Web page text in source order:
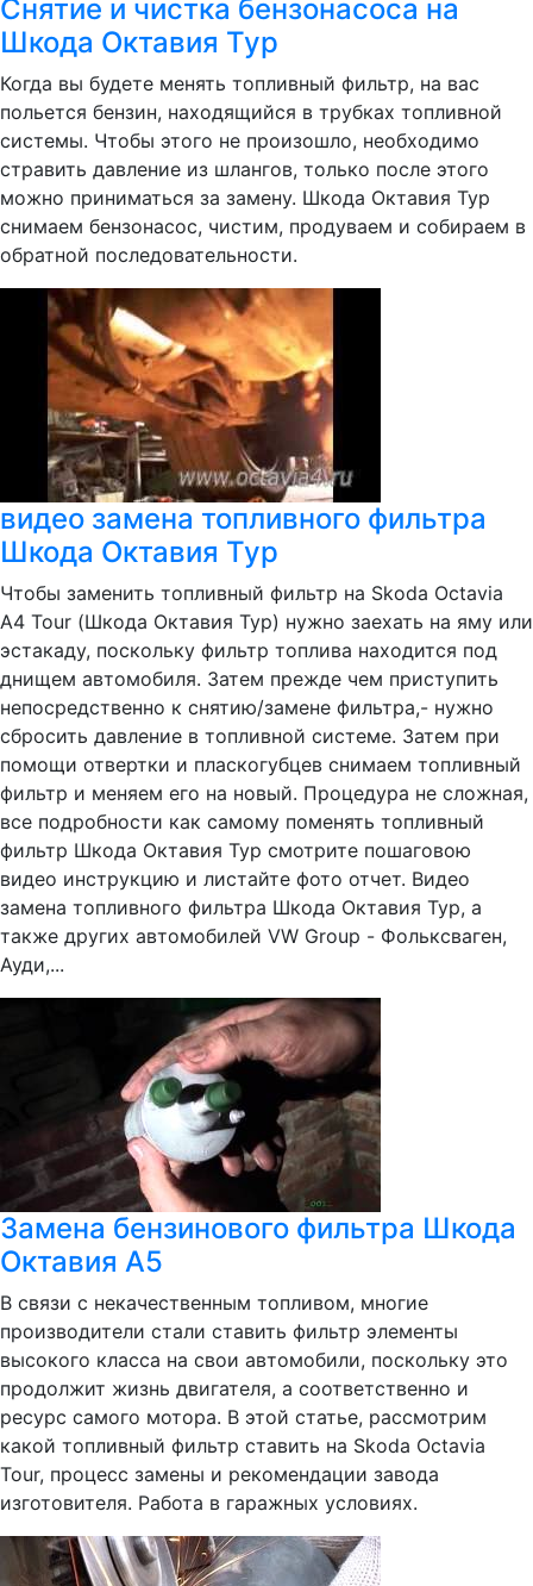
Снятие и чистка бензонасоса на
Шкода Октавия Тур
Когда вы будете менять топливный фильтр, на вас
польется бензин, находящийся в трубках топливной
системы. Чтобы этого не произошло, необходимо
стравить давление из шлангов, только после этого
можно приниматься за замену. Шкода Октавия Тур
снимаем бензонасос, чистим, продуваем и собираем в
обратной последовательности.
видео замена топливного фильтра
Шкода Октавия Тур
Чтобы заменить топливный фильтр на Skoda Octavia
A4 Tour (Шкода Октавия Тур) нужно заехать на яму или
эстакаду, поскольку фильтр топлива находится под
днищем автомобиля. Затем прежде чем приступить
непосредственно к снятию/замене фильтра,- нужно
сбросить давление в топливной системе. Затем при
помощи отвертки и пласкогубцев снимаем топливный
фильтр и меняем его на новый. Процедура не сложная,
все подробности как самому поменять топливный
фильтр Шкода Октавия Тур смотрите пошаговою
видео инструкцию и листайте фото отчет. Видео
замена топливного фильтра Шкода Октавия Тур, а
также других автомобилей VW Group - Фольксваген,
Ауди,...
Замена бензинового фильтра Шкода
Октавия А5
В связи с некачественным топливом, многие
производители стали ставить фильтр элементы
высокого класса на свои автомобили, поскольку это
продолжит жизнь двигателя, а соответственно и
ресурс самого мотора. В этой статье, рассмотрим
какой топливный фильтр ставить на Skoda Octavia
Tour, процесс замены и рекомендации завода
изготовителя. Работа в гаражных условиях.